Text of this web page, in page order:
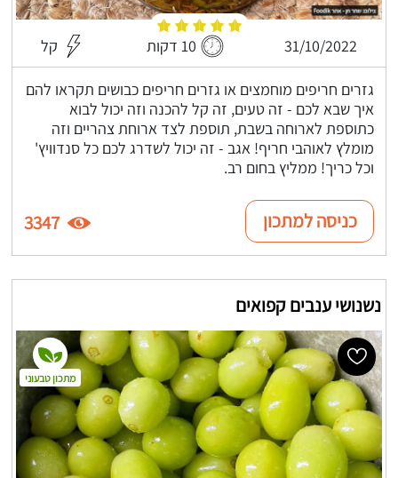
31/10/2022 10 דקות קל
גזרים חריפים מוחמצים או גזרים חריפים כבושים תקראו להם
איך שבא לכם - זה טעים, זה קל להכנה וזה יכול לבוא
כתוספת לארוחה בשבת, תוספת לצד ארוחת צהריים וזה
מומלץ לאוהבי חריף! אגב - זה יכול לשדרג לכם כל סנדוויץ'
וכל כריך! ממליץ בחום רב.
כניסה למתכון 3347
נשנושי ענבים קפואים
מתכון טבעוני